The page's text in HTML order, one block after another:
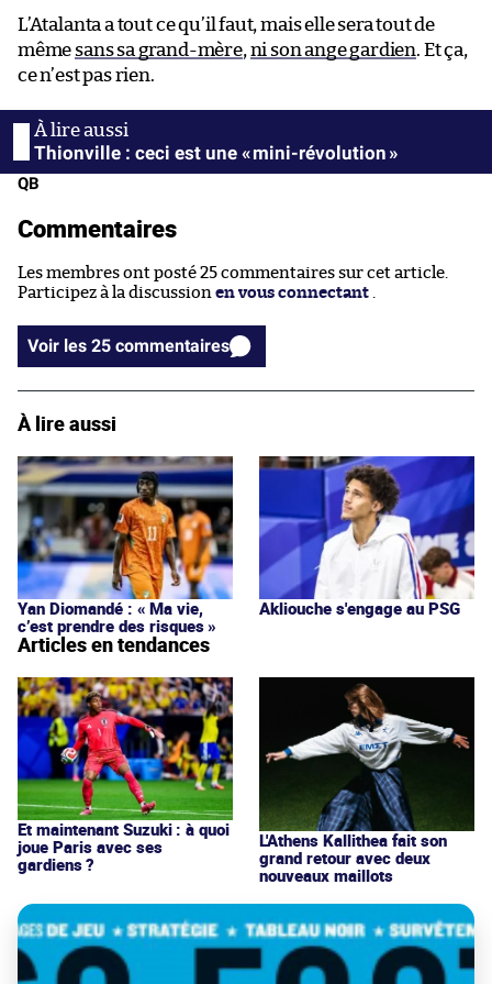
L’Atalanta a tout ce qu’il faut, mais elle sera tout de
même sans sa grand-mère, ni son ange gardien. Et ça,
ce n’est pas rien.
Thionville : ceci est une « mini-révolution »
QB
Commentaires
Les membres ont posté 25 commentaires sur cet article.
Participez à la discussion en vous connectant
Voir les 25 commentaires
À lire aussi
Yan Diomandé : « Ma vie,
c’est prendre des risques »
Akliouche s'engage au PSG
Articles en tendances
Et maintenant Suzuki : à quoi
joue Paris avec ses
gardiens ?
L'Athens Kallithea fait son
grand retour avec deux
nouveaux maillots